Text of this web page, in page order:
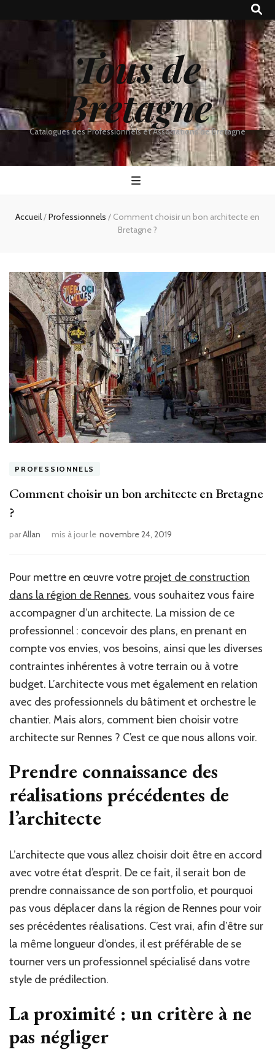
Tous de
Bretagne
Catalogues des Professionnels et Associations de Bretagne
Accueil/Professionnels / Comment choisir un bon architecte en
Bretagne ?
PROFESSIONNELS
Comment choisir un bon architecte en Bretagne
?
parAllan mis à jour le novembre 24, 2019
Pour mettre en œuvre votre projet de construction
dans la région de Rennes, vous souhaitez vous faire
accompagner d’un architecte. La mission de ce
professionnel : concevoir des plans, en prenant en
compte vos envies, vos besoins, ainsi que les diverses
contraintes inhérentes à votre terrain ou à votre
budget. L’architecte vous met également en relation
avec des professionnels du bâtiment et orchestre le
chantier. Mais alors, comment bien choisir votre
architecte sur Rennes ? C’est ce que nous allons voir.
Prendre connaissance des
réalisations précédentes de
l’architecte
L’architecte que vous allez choisir doit être en accord
avec votre état d’esprit. De ce fait, il serait bon de
prendre connaissance de son portfolio, et pourquoi
pas vous déplacer dans la région de Rennes pour voir
ses précédentes réalisations. C’est vrai, afin d’être sur
la même longueur d’ondes, il est préférable de se
tourner vers un professionnel spécialisé dans votre
style de prédilection.
La proximité : un critère à ne
pas négliger